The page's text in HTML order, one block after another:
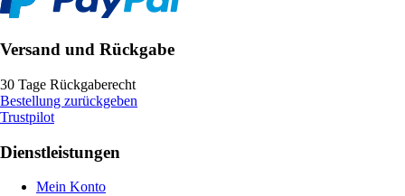
Versand und Rückgabe
30 Tage Rückgaberecht
Bestellung zurückgeben
Trustpilot
Dienstleistungen
Mein Konto